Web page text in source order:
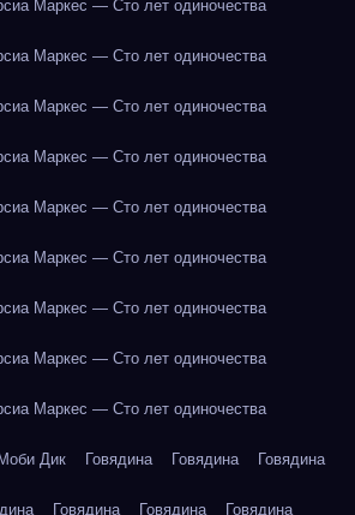
Маркес — Сто лет одиночества
Маркес — Сто лет одиночества
Маркес — Сто лет одиночества
Маркес — Сто лет одиночества
Маркес — Сто лет одиночества
Маркес — Сто лет одиночества
Маркес — Сто лет одиночества
Маркес — Сто лет одиночества
Маркес — Сто лет одиночества
Дик Говядина Говядина Говядина
Говядина Говядина Говядина